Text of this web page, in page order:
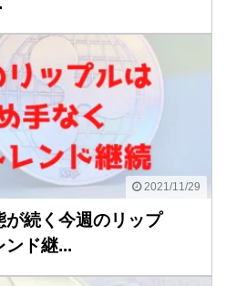
2021/11/29
続く今週のリップ
ド継...